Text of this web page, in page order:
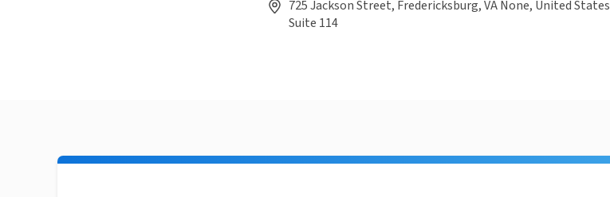
725 Jackson Street, Fredericksburg, VA None, United States
Suite 114